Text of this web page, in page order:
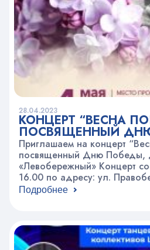
28.04.2023
КОНЦЕРТ “ВЕСНА
ПОСВЯЩЕННЫЙ
Приглашаем на концерт
посвященный Дню Победы,
«Левобережный» Концерт
16.00 по адресу: ул.
Подробнее